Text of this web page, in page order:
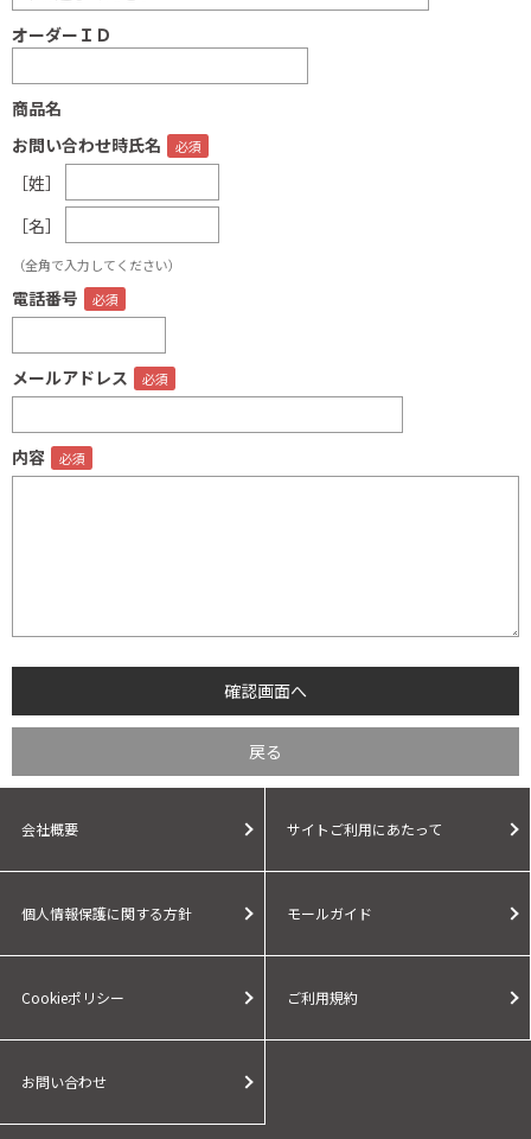
オーダーＩＤ
商品名
お問い合わせ時氏名
［姓］
［名］
（全角で入力してください）
電話番号
メールアドレス
内容
会社概要 サイトご利用にあたって
個人情報保護に関する方針 モールガイド
Cookieポリシー ご利用規約
お問い合わせ